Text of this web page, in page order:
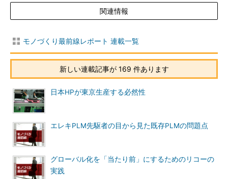
関連情報
モノづくり最前線レポート 連載一覧
新しい連載記事が 169 件あります
日本HPが東京生産する必然性
エレキPLM先駆者の目から見た既存PLMの問題点
グローバル化を「当たり前」にするためのリコーの
実践